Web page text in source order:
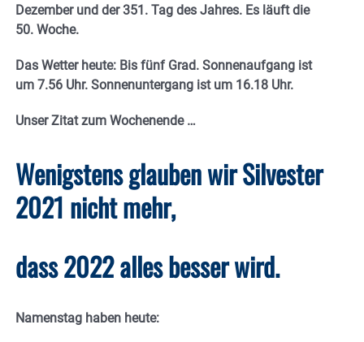
Dezember und der 351. Tag des Jahres. Es läuft die
50. Woche.
Das Wetter heute: Bis fünf Grad. Sonnenaufgang ist
um 7.56 Uhr. Sonnenuntergang ist um 16.18 Uhr.
Unser Zitat zum Wochenende …
Wenigstens glauben wir Silvester
2021 nicht mehr,
dass 2022 alles besser wird.
Namenstag haben heute: